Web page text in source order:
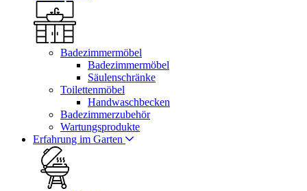
Badezimmermöbel
Badezimmermöbel
Säulenschränke
Toilettenmöbel
Handwaschbecken
Badezimmerzubehör
Wartungsprodukte
Erfahrung im Garten